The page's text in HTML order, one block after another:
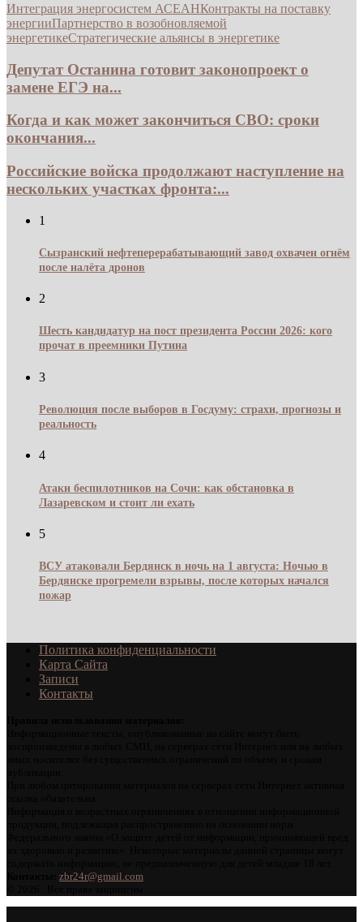
Интеграция энергосистем АСЕАНКонтракты на поставку
энергииПартнерство в возобновляемой
энергетикеСтратегические альянсы в энергетике
Депутат Останина готовит законопроект о
замене ЕГЭ на...
Когда и как может закончиться СВО: сроки
окончания...
Российские войска продолжают наступление на
нескольких участках фронта:...
1
Сызранский нефтеперерабатывающий завод охвачен огнём
после налёта дронов
2
Шесть кандидатур на пост президента России 2026: кого
прочат в преемники Путина
3
Революция после выборов в Госдуму: страхи, прогнозы и
реальность
4
Атаки беспилотников на Сочи: как обстановка в
Лазаревском и стоит ли ехать
5
ВСУ атаковали Бердянск в ночь на 1 августа: Ночью в
Бердянске прогремели взрывы, после которых начался
пожар
Политика конфиденциальности
Карта Сайта
Записи
Контакты
zbr24r@gmail.com